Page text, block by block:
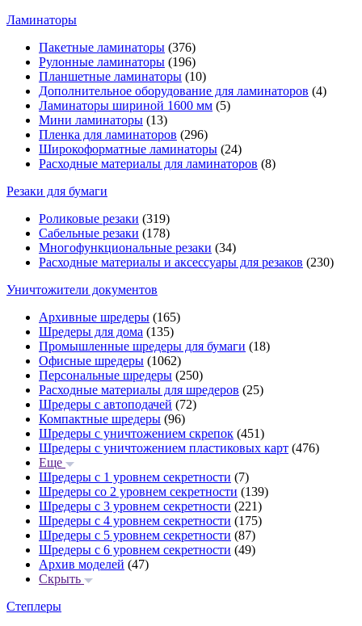
Ламинаторы
Пакетные ламинаторы (376)
Рулонные ламинаторы (196)
Планшетные ламинаторы (10)
Дополнительное оборудование для ламинаторов (4)
Ламинаторы шириной 1600 мм (5)
Мини ламинаторы (13)
Пленка для ламинаторов (296)
Широкоформатные ламинаторы (24)
Расходные материалы для ламинаторов (8)
Резаки для бумаги
Роликовые резаки (319)
Сабельные резаки (178)
Многофункциональные резаки (34)
Расходные материалы и аксессуары для резаков (230)
Уничтожители документов
Архивные шредеры (165)
Шредеры для дома (135)
Промышленные шредеры для бумаги (18)
Офисные шредеры (1062)
Персональные шредеры (250)
Расходные материалы для шредеров (25)
Шредеры с автоподачей (72)
Компактные шредеры (96)
Шредеры с уничтожением скрепок (451)
Шредеры с уничтожением пластиковых карт (476)
Еще
Шредеры с 1 уровнем секретности (7)
Шредеры со 2 уровнем секретности (139)
Шредеры с 3 уровнем секретности (221)
Шредеры с 4 уровнем секретности (175)
Шредеры с 5 уровнем секретности (87)
Шредеры с 6 уровнем секретности (49)
Архив моделей (47)
Скрыть
Степлеры